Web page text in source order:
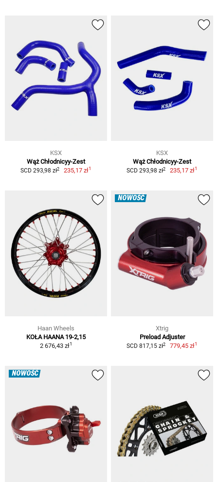
KSX
Wąż Chłodnicyy-Zest
SCD 293,98 zł2 235,17 zł1
KSX
Wąż Chłodnicyy-Zest
SCD 293,98 zł2 235,17 zł1
Haan Wheels
KOŁA HAANA 19-2,15
2 676,43 zł1
NOWOŚĆ
Xtrig
Preload Adjuster
SCD 817,15 zł2 779,45 zł1
NOWOŚĆ